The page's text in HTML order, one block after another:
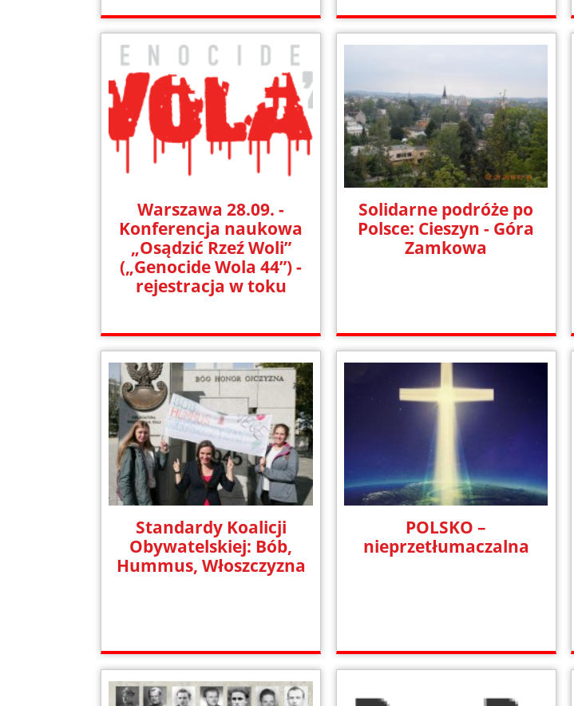
Warszawa 28.09. -
Konferencja naukowa
„Osądzić Rzeź Woli”
(„Genocide Wola 44”) -
rejestracja w toku
Solidarne podróże po
Polsce: Cieszyn - Góra
Zamkowa
Standardy Koalicji
Obywatelskiej: Bób,
Hummus, Włoszczyzna
POLSKO –
nieprzetłumaczalna